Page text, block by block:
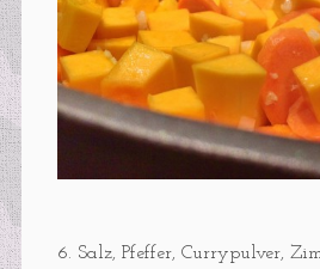
6. Salz, Pfeffer, Currypulver,